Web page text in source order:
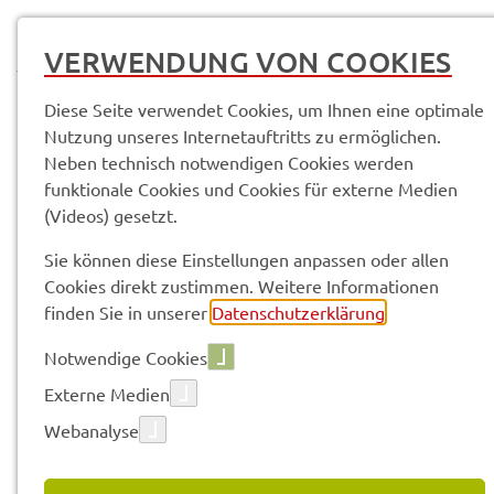
Service­leis­tun­gen & Infor­ma­tio­nen Fair­tra­de-Land­kreis Schwein­furt
Vorle­sen
FAIR­TRA­DE-LAND­KREIS
SCHWEIN­FURT
offi­zi­el­ler Fair­tra­de-Land­kreis
VERWENDUNG VON COOKIES
Diese Seite verwendet Cookies, um Ihnen eine optimale
Nutzung unseres Internetauftritts zu ermöglichen.
Neben technisch notwendigen Cookies werden
funktionale Cookies und Cookies für externe Medien
(Videos) gesetzt.
Sie können diese Einstellungen anpassen oder allen
Cookies direkt zustimmen. Weitere Informationen
finden Sie in unserer Datenschutzerklärung
Notwendige Cookies
Externe Medien
Webanalyse